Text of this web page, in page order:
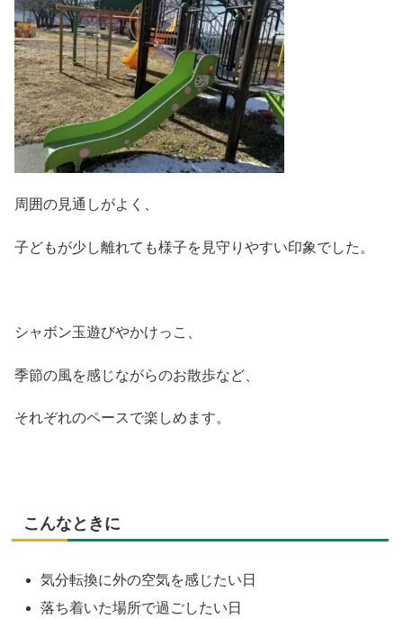
周囲の見通しがよく、
子どもが少し離れても様子を見守りやすい印象でした。
シャボン玉遊びやかけっこ、
季節の風を感じながらのお散歩など、
それぞれのペースで楽しめます。
こんなときに
気分転換に外の空気を感じたい日
落ち着いた場所で過ごしたい日